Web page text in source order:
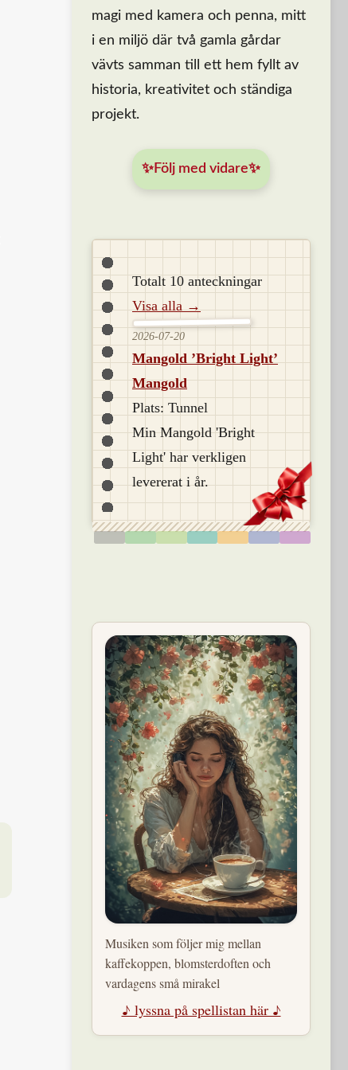
magi med kamera och penna, mitt
i en miljö där två gamla gårdar
vävts samman till ett hem fyllt av
historia, kreativitet och ständiga
projekt.
✨Följ med vidare✨
Totalt 10 anteckningar
Visa alla →
2026-07-20
Mangold ’Bright Light’
Mangold
Plats: Tunnel
Min Mangold 'Bright
Light' har verkligen
levererat i år.
Musiken som följer mig mellan
kaffekoppen, blomsterdoften och
vardagens små mirakel
♪ lyssna på spellistan här ♪